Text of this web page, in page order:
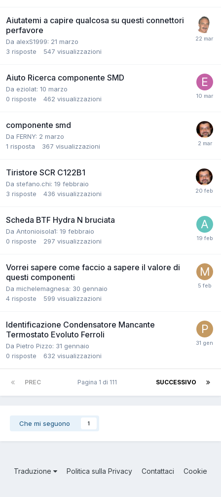
Aiutatemi a capire qualcosa su questi connettori
perfavore
Da alexS1999: 21 marzo
3 risposte 547 visualizzazioni
Aiuto Ricerca componente SMD
Da eziolat: 10 marzo
0 risposte 462 visualizzazioni
componente smd
Da FERNY: 2 marzo
1 risposta 367 visualizzazioni
Tiristore SCR C122B1
Da stefano.chi: 19 febbraio
3 risposte 436 visualizzazioni
Scheda BTF Hydra N bruciata
Da Antonioisola1: 19 febbraio
0 risposte 297 visualizzazioni
Vorrei sapere come faccio a sapere il valore di
questi componenti
Da michelemagnesa: 30 gennaio
4 risposte 599 visualizzazioni
Identificazione Condensatore Mancante
Termostato Evoluto Ferroli
Da Pietro Pizzo: 31 gennaio
0 risposte 632 visualizzazioni
PREC SUCCESSIVO
Pagina 1 di 111
Che mi seguono 1
Traduzione Politica sulla Privacy Contattaci Cookie